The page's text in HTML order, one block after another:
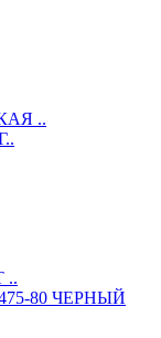
..
..
80 ЧЕРНЫЙ